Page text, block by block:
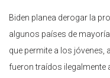
Biden planea derogar la
algunos países de
que permite a los jóvenes,
fueron traídos ilegalmente